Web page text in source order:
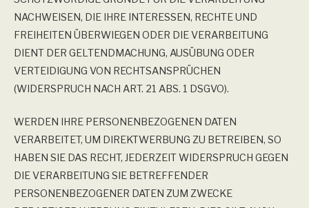
NACHWEISEN, DIE IHRE INTERESSEN, RECHTE UND
FREIHEITEN ÜBERWIEGEN ODER DIE VERARBEITUNG
DIENT DER GELTENDMACHUNG, AUSÜBUNG ODER
VERTEIDIGUNG VON RECHTSANSPRÜCHEN
(WIDERSPRUCH NACH ART. 21 ABS. 1 DSGVO).
WERDEN IHRE PERSONENBEZOGENEN DATEN
VERARBEITET, UM DIREKTWERBUNG ZU BETREIBEN, SO
HABEN SIE DAS RECHT, JEDERZEIT WIDERSPRUCH GEGEN
DIE VERARBEITUNG SIE BETREFFENDER
PERSONENBEZOGENER DATEN ZUM ZWECKE